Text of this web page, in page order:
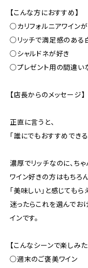
【こんな方におすすめ】
○カリフォルニアワイン
○リッチで満足感のある
○シャルドネが好き
○プレゼント用の間違い
【店長からのメッセージ】
正直に言うと、
「誰にでもおすすめできる
濃厚でリッチなのに、ち
ワイン好きの方はもちろ
「美味しい」と感じてもら
迷ったらこれを選んでお
インです。
【こんなシーンで楽しみた
○週末のご褒美ワイン